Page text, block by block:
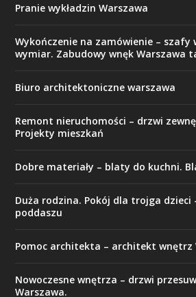
Pranie wykładzin Warszawa
Wykończenie na zamówienie – szafy
wymiar. Zabudowy wnęk Warszawa
Biuro architektoniczne warszawa
Remont nieruchomości – drzwi
Projekty mieszkań
Dobre materiały – blaty do kuchni.
Duża rodzina. Pokój dla trojga dzieci
poddaszu
Pomoc architekta – architekt wnętrz
Nowoczesne wnętrza – drzwi
Warszawa.